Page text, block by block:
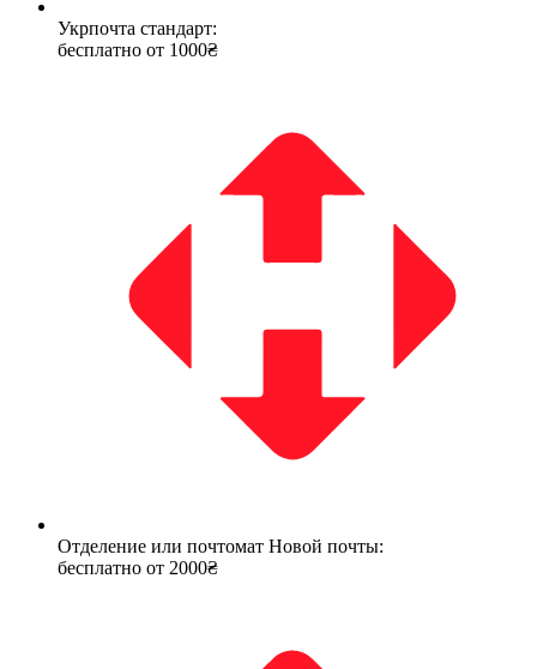
Укрпочта стандарт:
бесплатно от 1000₴
Отделение или почтомат Новой почты:
бесплатно от 2000₴